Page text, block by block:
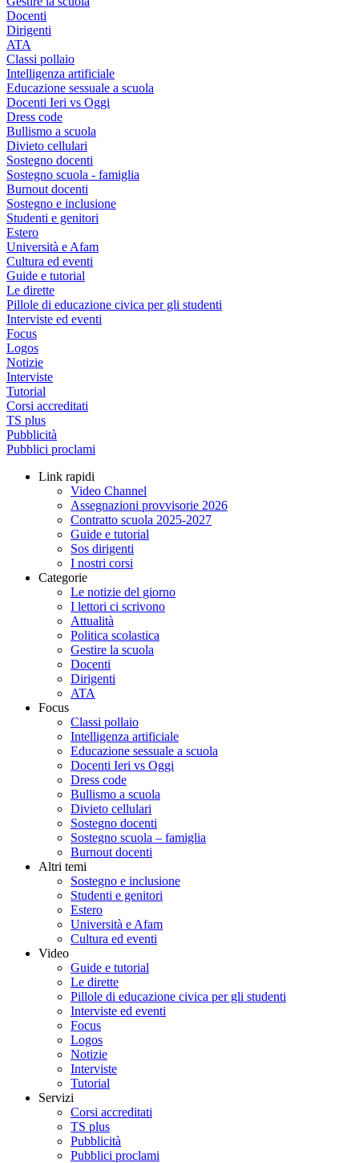
Docenti
Dirigenti
ATA
Classi pollaio
Intelligenza artificiale
Educazione sessuale a scuola
Docenti Ieri vs Oggi
Dress code
Bullismo a scuola
Divieto cellulari
Sostegno docenti
Sostegno scuola - famiglia
Burnout docenti
Sostegno e inclusione
Studenti e genitori
Estero
Università e Afam
Cultura ed eventi
Guide e tutorial
Le dirette
Pillole di educazione civica per gli studenti
Interviste ed eventi
Focus
Logos
Notizie
Interviste
Tutorial
Corsi accreditati
TS plus
Pubblicità
Pubblici proclami
Link rapidi
Video Channel
Assegnazioni provvisorie 2026
Contratto scuola 2025-2027
Guide e tutorial
Sos dirigenti
I nostri corsi
Categorie
Le notizie del giorno
I lettori ci scrivono
Attualità
Politica scolastica
Gestire la scuola
Docenti
Dirigenti
ATA
Focus
Classi pollaio
Intelligenza artificiale
Educazione sessuale a scuola
Docenti Ieri vs Oggi
Dress code
Bullismo a scuola
Divieto cellulari
Sostegno docenti
Sostegno scuola – famiglia
Burnout docenti
Altri temi
Sostegno e inclusione
Studenti e genitori
Estero
Università e Afam
Cultura ed eventi
Video
Guide e tutorial
Le dirette
Pillole di educazione civica per gli studenti
Interviste ed eventi
Focus
Logos
Notizie
Interviste
Tutorial
Servizi
Corsi accreditati
TS plus
Pubblicità
Pubblici proclami